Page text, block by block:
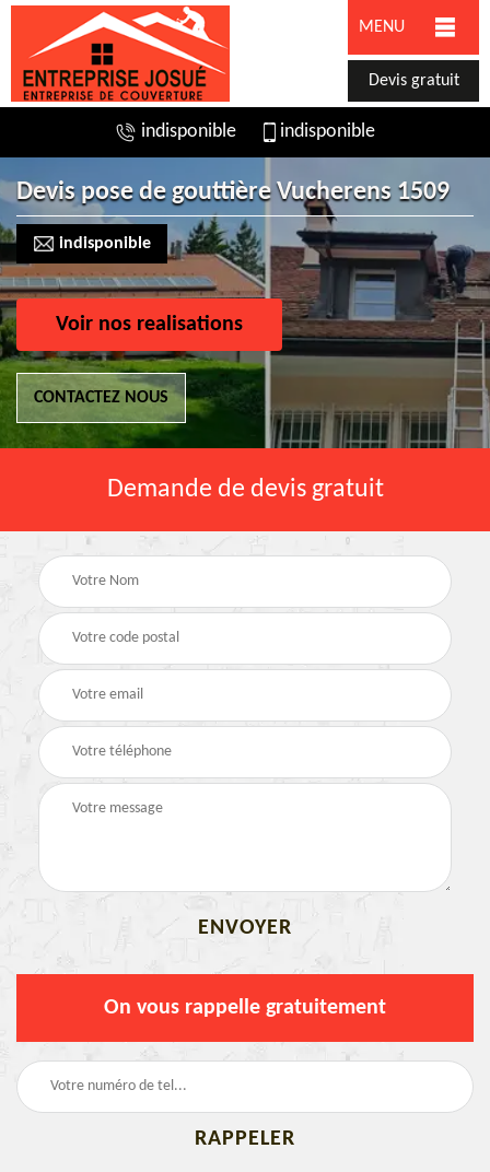
MENU
Devis gratuit
indisponible indisponible
Devis pose de gouttière Vucherens 1509
indisponible
Voir nos realisations
CONTACTEZ NOUS
Demande de devis gratuit
On vous rappelle gratuitement